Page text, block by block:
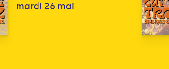
mardi 26 mai